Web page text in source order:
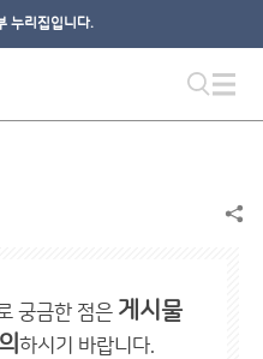
누리집입니다.
궁금한 점은 게시물
하시기 바랍니다.